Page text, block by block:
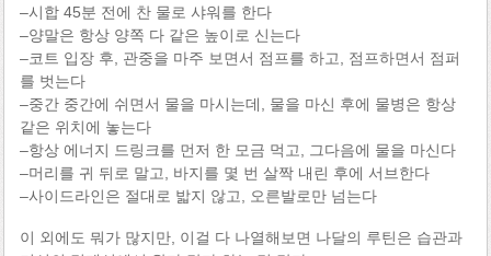
–시합 45분 전에 찬 물로 샤워를 한다
–양말은 항상 양쪽 다 같은 높이로 신는다
–코트 입장 후, 관중을 마주 보면서 점프를 하고, 점프하면서 점퍼
를 벗는다
–중간 중간에 쉬면서 물을 마시는데, 물을 마신 후에 물병은 항상
같은 위치에 놓는다
–항상 에너지 드링크를 먼저 한 모금 먹고, 그다음에 물을 마신다
–머리를 귀 뒤로 말고, 바지를 몇 번 살짝 내린 후에 서브한다
–사이드라인은 절대로 밟지 않고, 오른발로만 넘는다
이 외에도 뭐가 많지만, 이걸 다 나열해보면 나달의 루틴은 습관과